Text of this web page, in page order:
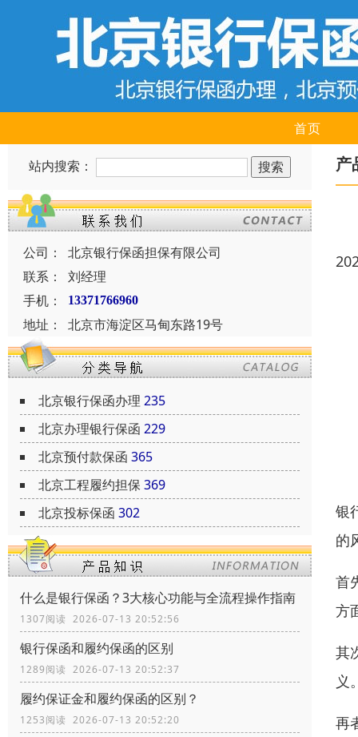
首页
站内搜索：
公司：
北京银行保函担保有限公司
联系：
刘经理
手机：
13371766960
地址： 北京市海淀区马甸东路19号
北京银行保函办理 235
北京办理银行保函 229
北京预付款保函 365
北京工程履约担保 369
北京投标保函 302
什么是银行保函？3大核心功能与全流程操作指南
1307阅读 2026-07-13 20:52:56
银行保函和履约保函的区别
1289阅读 2026-07-13 20:52:37
履约保证金和履约保函的区别？
1253阅读 2026-07-13 20:52:20
产
银
的
首
方
其
义
再